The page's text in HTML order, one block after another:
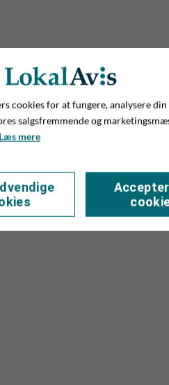
cookies for at fungere, analysere
salgsfremmende og
Læs mere